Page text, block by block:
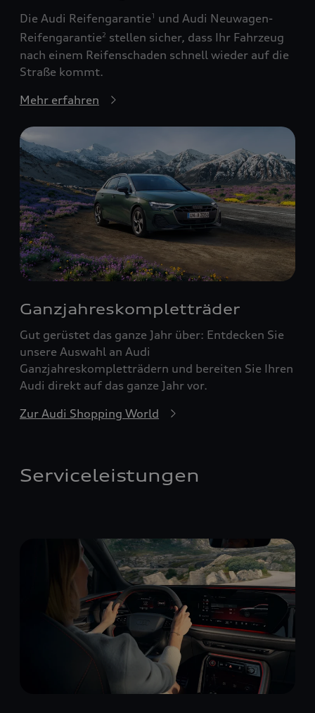
Die Audi Reifengarantie1
und Audi Neuwagen-
Reifengarantie2 stellen sicher, dass Ihr Fahrzeug
nach einem Reifenschaden schnell wieder auf die
Straße kommt.
Mehr erfahren
Ganzjahreskompletträder
Gut gerüstet das ganze Jahr über: Entdecken Sie
unsere Auswahl an Audi
Ganzjahreskompletträdern und bereiten Sie Ihren
Audi direkt auf das ganze Jahr vor.
Zur Audi Shopping World
Serviceleistungen